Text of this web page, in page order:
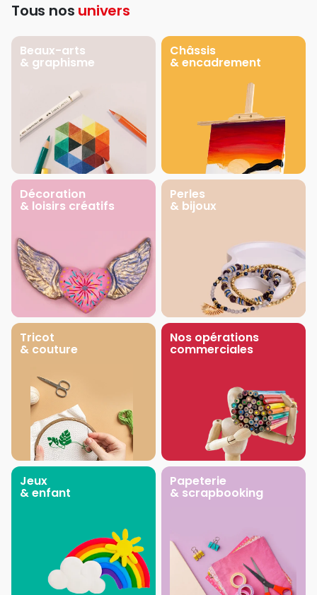
Tous nos univers
Beaux-arts
& graphisme
Châssis
& encadrement
Décoration
& loisirs créatifs
Perles
& bijoux
Tricot
& couture
Nos opérations
commerciales
Jeux
& enfant
Papeterie
& scrapbooking